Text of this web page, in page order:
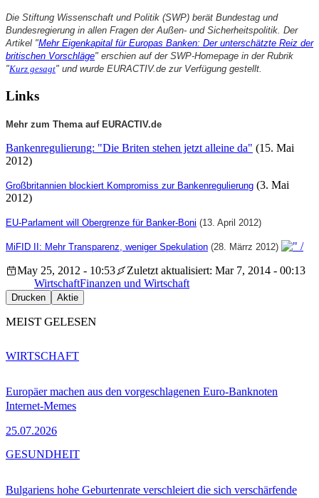
Die Stiftung Wissenschaft und Politik (SWP) berät Bundestag und
Bundesregierung in allen Fragen der Außen- und Sicherheitspolitik. Der
Artikel "Mehr Eigenkapital für Europas Banken: Der unterschätzte Reiz der
britischen Vorschläge" erschien auf der SWP-Homepage in der Rubrik
"Kurz gesagt" und wurde EURACTIV.de zur Verfügung gestellt.
Links
Mehr zum Thema auf EURACTIV.de
Bankenregulierung: "Die Briten stehen jetzt alleine da" (15. Mai
2012)
Großbritannien blockiert Kompromiss zur Bankenregulierung (3. Mai
2012)
EU-Parlament will Obergrenze für Banker-Boni (13. April 2012)
MiFID II: Mehr Transparenz, weniger Spekulation (28. Märrz 2012)
May 25, 2012 - 10:53
Zuletzt aktualisiert: Mar 7, 2014 - 00:13
WirtschaftFinanzen und Wirtschaft
Drucken Aktie
MEIST GELESEN
Europäer machen aus den vorgeschlagenen Euro-Banknoten
Internet-Memes
25.07.2026
WIRTSCHAFT
Bulgariens hohe Geburtenrate verschleiert die sich verschärfende
GESUNDHEIT